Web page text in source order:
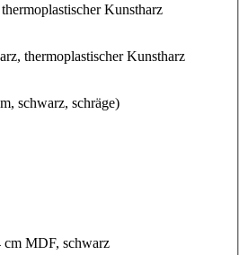
Kunstharz
thermoplastischer Kunstharz
schwarz, schräge)
cm MDF, schwarz